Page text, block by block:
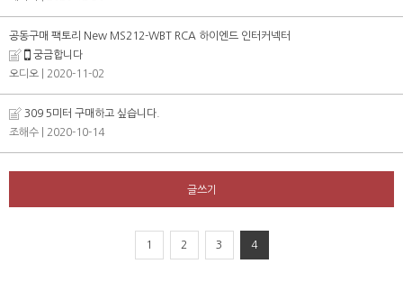
공동구매 팩토리 New MS212-WBT RCA 하이엔드 인터커넥터
궁금합니다
오디오
| 2020-11-02
309 5미터 구매하고 싶습니다.
조해수
| 2020-10-14
글쓰기
1 2 3 4